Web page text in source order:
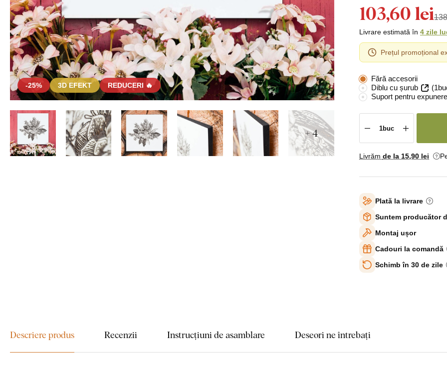
-25% 3D EFEKT REDUCERI 🔥
+ 4
103,60 lei
Livrare estimată în 4 zile
Prețul promoțional
Fără accesorii
Diblu cu șurub
Suport pentru
Livrăm de la 15,90 lei
Plată la livrare
Suntem producător
Montaj ușor
Cadouri la comandă
Schimb în 30 de zile
Descriere produs Recenzii Instrucțiuni de asamblare Deseori ne întrebați